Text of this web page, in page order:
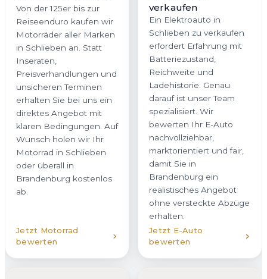
klaren Bedingungen. Auf
Wunsch holen wir Ihr
Motorrad in Schlieben
oder überall in
Brandenburg kostenlos
ab.
Jetzt Motorrad
bewerten
spezialisiert. Wir
bewerten Ihr E-Auto
nachvollziehbar,
marktorientiert und fair,
damit Sie in
Brandenburg ein
realistisches Angebot
ohne versteckte Abzüge
erhalten.
Jetzt E-Auto
bewerten
verkaufen
Ob Plug-in-Hybrid oder
Unfallwagen
verkaufen